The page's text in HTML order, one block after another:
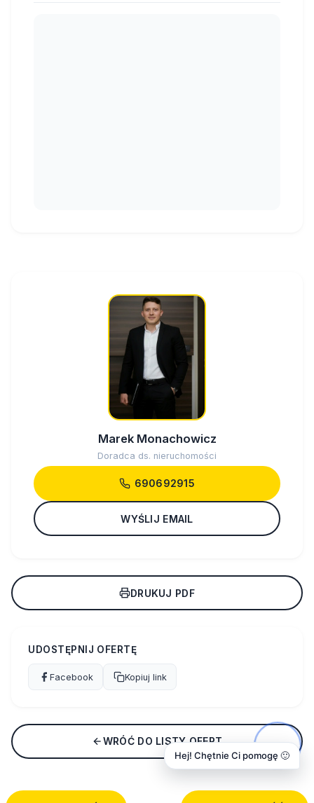
Marek Monachowicz
Doradca ds. nieruchomości
690692915
WYŚLIJ EMAIL
DRUKUJ PDF
UDOSTĘPNIJ OFERTĘ
Facebook Kopiuj link
WRÓĆ DO LISTY OFERT
Hej! Chętnie Ci pomogę 🙂